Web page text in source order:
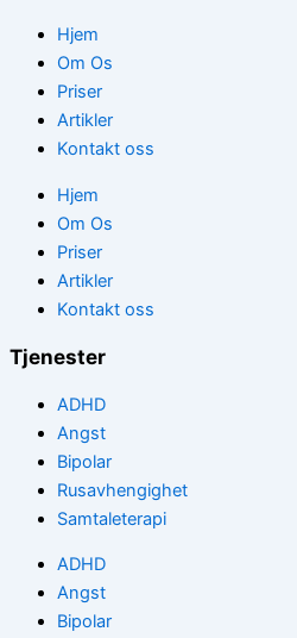
Hjem
Om Os
Priser
Artikler
Kontakt oss
Hjem
Om Os
Priser
Artikler
Kontakt oss
Tjenester
ADHD
Angst
Bipolar
Rusavhengighet
Samtaleterapi
ADHD
Angst
Bipolar